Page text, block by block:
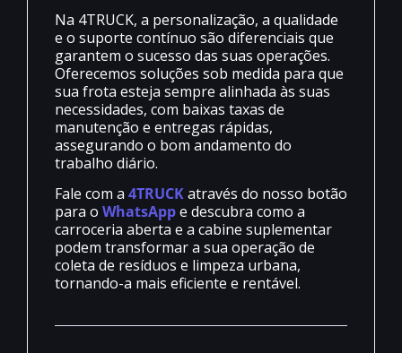
Na 4TRUCK, a personalização, a qualidade
e o suporte contínuo são diferenciais que
garantem o sucesso das suas operações.
Oferecemos soluções sob medida para que
sua frota esteja sempre alinhada às suas
necessidades, com baixas taxas de
manutenção e entregas rápidas,
assegurando o bom andamento do
trabalho diário.
Fale com a 4TRUCKatravés do nosso botão
para o WhatsAppe descubra como a
carroceria aberta e a cabine suplementar
podem transformar a sua operação de
coleta de resíduos e limpeza urbana,
tornando-a mais eficiente e rentável.